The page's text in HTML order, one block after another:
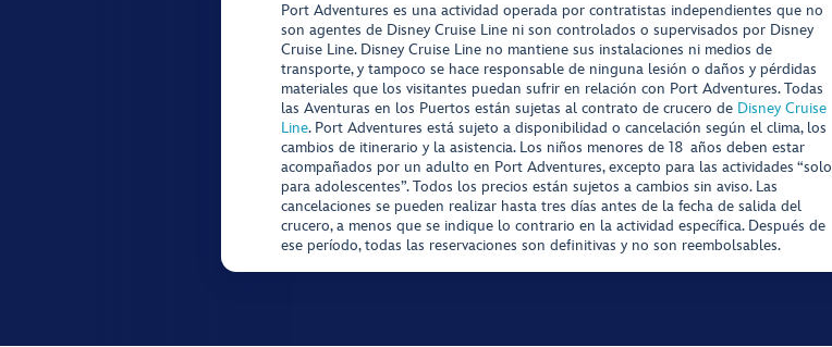
Port Adventures es una actividad operada por contratistas independientes que no
son agentes de Disney Cruise Line ni son controlados o supervisados por Disney
Cruise Line. Disney Cruise Line no mantiene sus instalaciones ni medios de
transporte, y tampoco se hace responsable de ninguna lesión o daños y pérdidas
materiales que los visitantes puedan sufrir en relación con Port Adventures. Todas
las Aventuras en los Puertos están sujetas al contrato de crucero de Disney Cruise
Line. Port Adventures está sujeto a disponibilidad o cancelación según el clima, los
cambios de itinerario y la asistencia. Los niños menores de 18 años deben estar
acompañados por un adulto en Port Adventures, excepto para las actividades “solo
para adolescentes”. Todos los precios están sujetos a cambios sin aviso. Las
cancelaciones se pueden realizar hasta tres días antes de la fecha de salida del
crucero, a menos que se indique lo contrario en la actividad específica. Después de
ese período, todas las reservaciones son definitivas y no son reembolsables.